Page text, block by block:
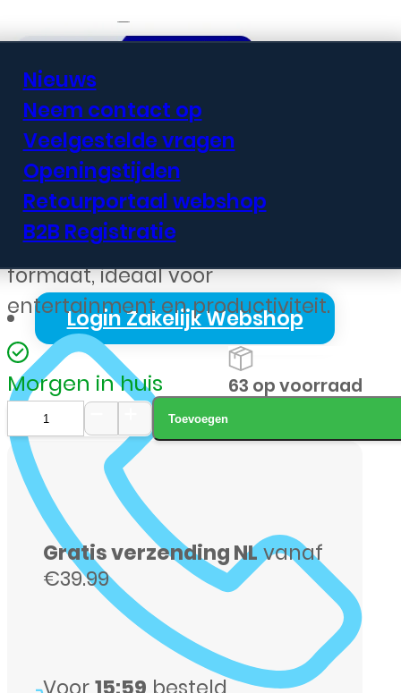
Nieuws
Neem contact op
Veelgestelde vragen
Openingstijden
Retourportaal webshop
B2B Registratie
Login Zakelijk Webshop
€331,99
De Samsung Galaxy Tab S10 Lite
biedt een groot scherm en solide
prestaties in een compact
formaat, ideaal voor
entertainment en productiviteit.
Morgen in huis
Samsung
Galaxy
Tab
128GB
Toevoegen
63 op voorraad
Gratis verzending NLvanaf
€39.99
Voor15:59 besteld,